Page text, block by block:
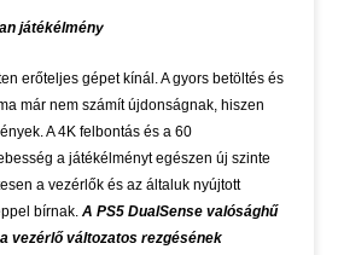
játékélmény
erőteljes gépet kínál. A gyors betöltés és
már nem számít újdonságnak, hiszen
A 4K felbontás és a 60
a játékélményt egészen új szinte
a vezérlők és az általuk nyújtott
bírnak. A PS5 DualSense valósághű
vezérlő változatos rezgésének